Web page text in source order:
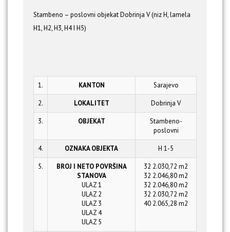
Stambeno – poslovni objekat Dobrinja V (niz H, lamela
H1, H2, H3, H4 I H5)
1. KANTON Sarajevo
2. LOKALITET Dobrinja V
3. OBJEKAT
Stambeno-
poslovni
4. OZNAKA OBJEKTA H 1-5
5.
BROJ I NETO POVRŠINA
STANOVA
ULAZ 1
ULAZ 2
ULAZ 3
ULAZ 4
ULAZ 5
32 2.030,72 m2
32 2.046,80 m2
32 2.046,80 m2
32 2.030,72 m2
40 2.065,28 m2